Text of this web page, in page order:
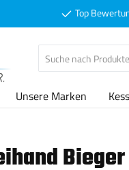
Top
Unsere Marken